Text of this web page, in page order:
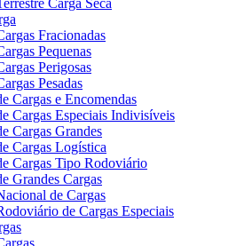
Fracionadas
Pequenas
Perigosas
Pesadas
Cargas e Encomendas
Cargas Especiais Indivisíveis
Cargas Grandes
Cargas Logística
Cargas Tipo Rodoviário
Grandes Cargas
de Cargas
de Cargas Especiais